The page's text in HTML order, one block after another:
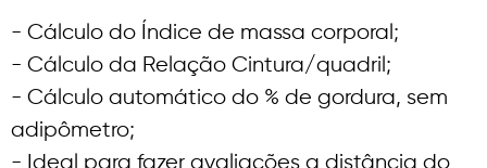
- Cálculo do Índice de massa corporal;
- Cálculo da Relação Cintura/quadril;
- Cálculo automático do % de gordura, sem
adipômetro;
- Ideal para fazer avaliações a distância do